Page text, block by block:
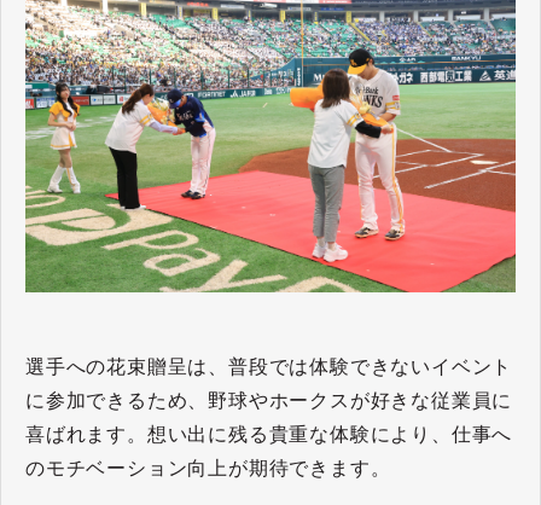
選手への花束贈呈は、普段では体験できないイベント
に参加できるため、野球やホークスが好きな従業員に
喜ばれます。想い出に残る貴重な体験により、仕事へ
のモチベーション向上が期待できます。